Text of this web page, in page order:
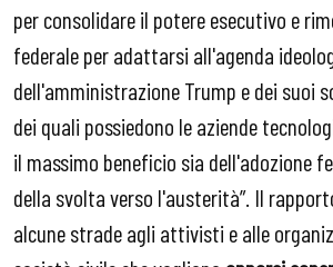
per consolidare il potere esecutivo e
federale per adattarsi all'agenda
dell'amministrazione Trump e dei suoi
dei quali possiedono le aziende
il massimo beneficio sia dell'adozione
della svolta verso l'austerità”. Il
alcune strade agli attivisti e alle